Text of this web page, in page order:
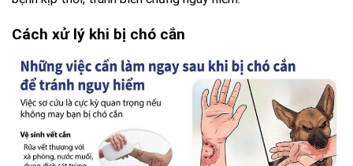
Cách xử lý khi bị chó cắn